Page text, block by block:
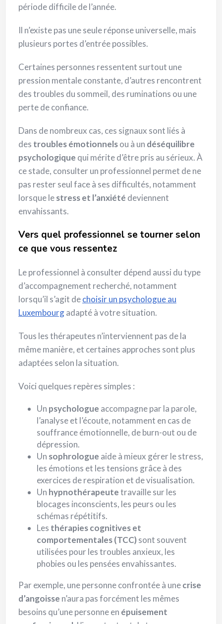
période difficile de l’année.
Il n’existe pas une seule réponse universelle, mais
plusieurs portes d’entrée possibles.
Certaines personnes ressentent surtout une
pression mentale constante, d’autres rencontrent
des troubles du sommeil, des ruminations ou une
perte de confiance.
Dans de nombreux cas, ces signaux sont liés à
des troubles émotionnelsou à un déséquilibre
psychologique qui mérite d’être pris au sérieux. À
ce stade, consulter un professionnel permet de ne
pas rester seul face à ses difficultés, notamment
lorsque lestress et l’anxiété deviennent
envahissants.
Vers quel professionnel se tourner selon
ce que vous ressentez
Le professionnel à consulter dépend aussi du type
d’accompagnement recherché, notamment
lorsqu’il s’agit dechoisir un psychologue au
Luxembourgadapté à votre situation.
Tous les thérapeutes n’interviennent pas de la
même manière, et certaines approches sont plus
adaptées selon la situation.
Voici quelques repères simples :
Un psychologue accompagne par la parole,
l’analyse et l’écoute, notamment en cas de
souffrance émotionnelle, de burn-out ou de
dépression.
Un sophrologue aide à mieux gérer le stress,
les émotions et les tensions grâce à des
exercices de respiration et de visualisation.
Un hypnothérapeutetravaille sur les
blocages inconscients, les peurs ou les
schémas répétitifs.
Les thérapies cognitives et
comportementales (TCC) sont souvent
utilisées pour les troubles anxieux, les
phobies ou les pensées envahissantes.
Par exemple, une personne confrontée à unecrise
d’angoisse n’aura pas forcément les mêmes
besoins qu’une personne en épuisement